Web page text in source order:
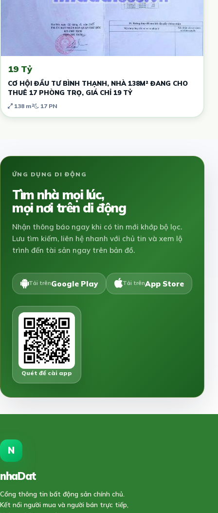
19 Tỷ
CƠ HỘI ĐẦU TƯ BÌNH THẠNH, NHÀ 138M² ĐANG CHO
THUÊ 17 PHÒNG TRỌ, GIÁ CHỈ 19 TỶ
138 m² 17 PN
ỨNG DỤNG DI ĐỘNG
Tìm nhà mọi lúc,
mọi nơi trên di động
Nhận thông báo ngay khi có tin mới khớp bộ lọc.
Lưu tìm kiếm, liên hệ nhanh với chủ tin và xem lộ
trình đến tài sản ngay trên bản đồ.
Tải trênGoogle Play Tải trênApp Store
Quét để cài app
N
nhaDat
Cổng thông tin bất động sản chính chủ.
Kết nối người mua và người bán trực tiếp,